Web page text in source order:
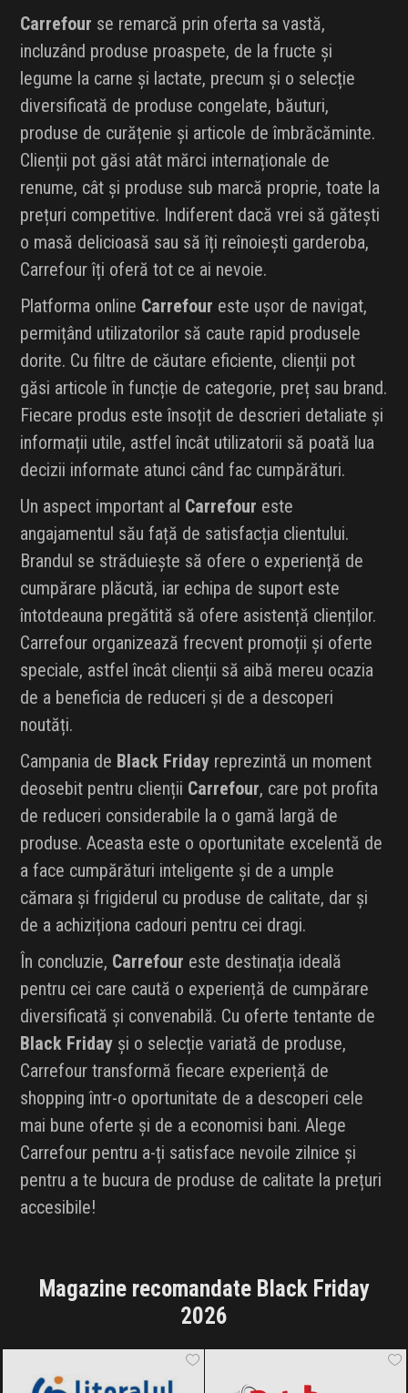
Carrefour se remarcă prin oferta sa vastă,
incluzând produse proaspete, de la fructe și
legume la carne și lactate, precum și o selecție
diversificată de produse congelate, băuturi,
produse de curățenie și articole de îmbrăcăminte.
Clienții pot găsi atât mărci internaționale de
renume, cât și produse sub marcă proprie, toate la
prețuri competitive. Indiferent dacă vrei să gătești
o masă delicioasă sau să îți reînoiești garderoba,
Carrefour îți oferă tot ce ai nevoie.
Platforma online Carrefour este ușor de navigat,
permițând utilizatorilor să caute rapid produsele
dorite. Cu filtre de căutare eficiente, clienții pot
găsi articole în funcție de categorie, preț sau brand.
Fiecare produs este însoțit de descrieri detaliate și
informații utile, astfel încât utilizatorii să poată lua
decizii informate atunci când fac cumpărături.
Un aspect important al Carrefour este
angajamentul său față de satisfacția clientului.
Brandul se străduiește să ofere o experiență de
cumpărare plăcută, iar echipa de suport este
întotdeauna pregătită să ofere asistență clienților.
Carrefour organizează frecvent promoții și oferte
speciale, astfel încât clienții să aibă mereu ocazia
de a beneficia de reduceri și de a descoperi
noutăți.
Campania de Black Friday reprezintă un moment
deosebit pentru clienții Carrefour, care pot profita
de reduceri considerabile la o gamă largă de
produse. Aceasta este o oportunitate excelentă de
a face cumpărături inteligente și de a umple
cămara și frigiderul cu produse de calitate, dar și
de a achiziționa cadouri pentru cei dragi.
În concluzie, Carrefour este destinația ideală
pentru cei care caută o experiență de cumpărare
diversificată și convenabilă. Cu oferte tentante de
Black Friday și o selecție variată de produse,
Carrefour transformă fiecare experiență de
shopping într-o oportunitate de a descoperi cele
mai bune oferte și de a economisi bani. Alege
Carrefour pentru a-ți satisface nevoile zilnice și
pentru a te bucura de produse de calitate la prețuri
accesibile!
Magazine recomandate Black Friday
2026
2026